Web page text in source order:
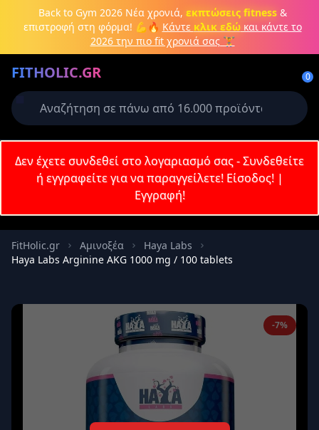
Μετάβαση στο κύριο περιεχόμενο
Back to Gym 2026Νέα χρονιά, εκπτώσεις fitness&
επιστροφή στη φόρμα! 💪🔥 Κάντε κλικ εδώκαι κάντε το
2026 την πιο fit χρονιά σας 🏋️
FITHOLIC.GR 0
Πρωτεΐνες Pre-Workout Aμινοξέα Καύση λίπους
Δεν έχετε συνδεθεί στο λογαριασμό σας - Συνδεθείτε
ή εγγραφείτε για να παραγγείλετε! Είσοδος!|
Εγγραφή!
FitHolic.gr Aμινοξέα
Haya Labs
Haya Labs Arginine AKG 1000 mg / 100 tablets
-7%
Δημιουργήστε λογαριασμό ή
Απαιτείται για την ολοκλήρωση της
παραγγελίας σας
Σύνδεση Εγγραφή
Κωδικός
Απομνημόνευση Ξεχάσατε τον κωδικό σας;
Δεν έχετε λογαριασμό; Εγγραφείτε εδώ